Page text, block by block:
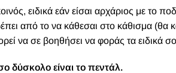
ειδικά εάν είσαι αρχάριος με το
από το να κάθεσαι στο κάθισμα (θα
να σε βοηθήσει να φοράς τα ειδικά
δύσκολο είναι το πεντάλ.